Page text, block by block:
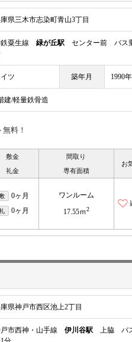
県三木市志染町青山3丁目
粟生線 緑が丘駅センター前 バス
ツ 築年月 1990
建/軽量鉄骨造
料！
敷金
礼金
間取り
専有面積
お
0ヶ月
0ヶ月
ワンルーム
17.55ｍ2
県神戸市西区池上2丁目
市西神・山手線 伊川谷駅上脇 バ